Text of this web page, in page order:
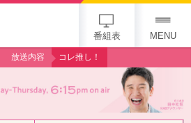
番組表 MENU
放送内容 コレ推し！